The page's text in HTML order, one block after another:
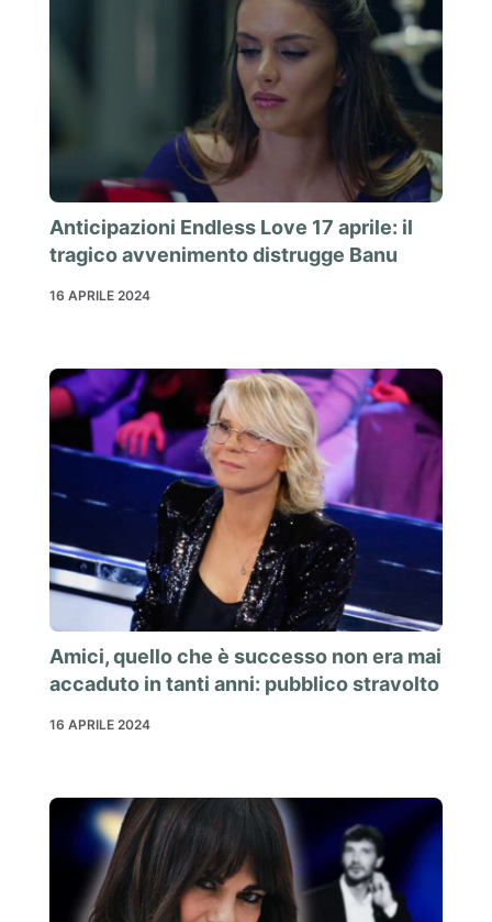
Anticipazioni Endless Love 17 aprile: il
tragico avvenimento distrugge Banu
16 APRILE 2024
Amici, quello che è successo non era mai
accaduto in tanti anni: pubblico stravolto
16 APRILE 2024